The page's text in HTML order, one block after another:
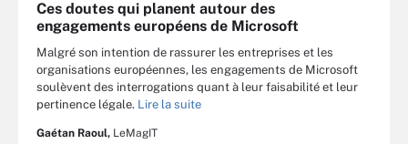
Ces doutes qui planent autour des
engagements européens de Microsoft
Malgré son intention de rassurer les entreprises et les
organisations européennes, les engagements de Microsoft
soulèvent des interrogations quant à leur faisabilité et leur
pertinence légale. Lire la suite
Gaétan Raoul, LeMagIT